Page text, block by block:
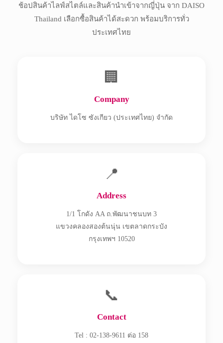
ช้อปสินค้าไลฟ์สไตล์และสินค้านำเข้าจากญี่ปุ่น จาก DAISO
Thailand เลือกซื้อสินค้าได้สะดวก พร้อมบริการทั่ว
ประเทศไทย
🏢
Company
บริษัท ไดโซ ซังเกียว (ประเทศไทย) จำกัด
📍
Address
1/1 โกดัง AA ถ.พัฒนาชนบท 3
แขวงคลองสองต้นนุ่น เขตลาดกระบัง
กรุงเทพฯ 10520
📞
Contact
Tel : 02-138-9611 ต่อ 158